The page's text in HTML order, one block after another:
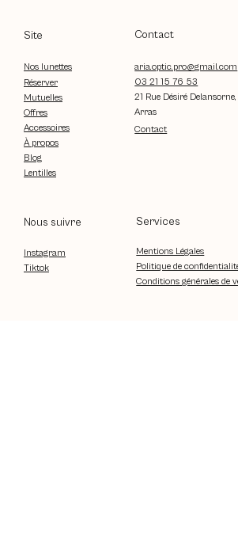
Site
Nos lunettes
Réserver
Mutuelles
Offres
Accessoires
À propos
Blog
Lentilles
Contact
Contact
aria.optic.pro@gmail.com
03 21 15 76 53
21 Rue Désiré
Arras
Nous suivre
Instagram
Tiktok
Services
Mentions Légales
Politique de
Conditions générales de